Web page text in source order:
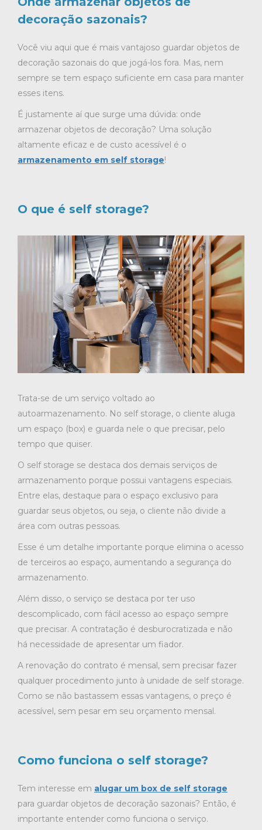
decoração sazonais?
Você viu aqui que é mais vantajoso guardar objetos de
decoração sazonais do que jogá-los fora. Mas, nem
sempre se tem espaço suficiente em casa para manter
esses itens.
É justamente aí que surge uma dúvida: onde
armazenar objetos de decoração? Uma solução
altamente eficaz e de custo acessível é o
armazenamento em self storage!
O que é self storage?
Trata-se de um serviço voltado ao
autoarmazenamento. No self storage, o cliente aluga
um espaço (box) e guarda nele o que precisar, pelo
tempo que quiser.
O self storage se destaca dos demais serviços de
armazenamento porque possui vantagens especiais.
Entre elas, destaque para o espaço exclusivo para
guardar seus objetos, ou seja, o cliente não divide a
área com outras pessoas.
Esse é um detalhe importante porque elimina o acesso
de terceiros ao espaço, aumentando a segurança do
armazenamento.
Além disso, o serviço se destaca por ter uso
descomplicado, com fácil acesso ao espaço sempre
que precisar. A contratação é desburocratizada e não
há necessidade de apresentar um fiador.
A renovação do contrato é mensal, sem precisar fazer
qualquer procedimento junto à unidade de self storage.
Como se não bastassem essas vantagens, o preço é
acessível, sem pesar em seu orçamento mensal.
Como funciona o self storage?
Tem interesse em alugar um box de self storage
para guardar objetos de decoração sazonais? Então, é
importante entender como funciona o serviço.